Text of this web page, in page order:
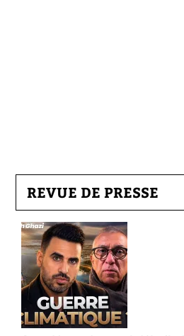
REVUE DE PRESSE